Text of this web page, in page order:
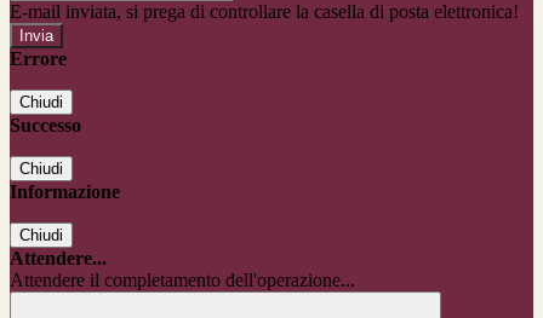
E-mail inviata, si prega di controllare la casella di posta elettronica!
Errore
Chiudi
Successo
Chiudi
Informazione
Chiudi
Attendere...
Attendere il completamento dell'operazione...